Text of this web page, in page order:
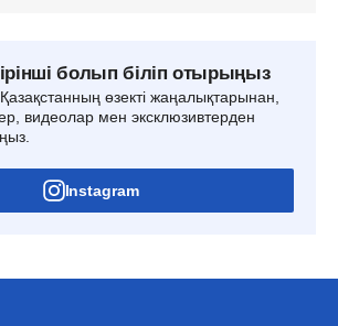
болып біліп отырыңыз
өзекті жаңалықтарынан,
видеолар мен эксклюзивтерден
Instagram